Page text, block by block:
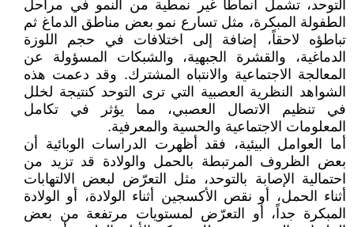
التوحد، تشمل أنماطاً غير نمطية من النمو في مراحل
الطفولة المبكرة، مثل تسارع نمو بعض مناطق الدماغ ثم
تباطؤه لاحقاً، إضافة إلى اختلافات في حجم اللوزة
الدماغية، والقشرة الجبهية، والشبكات المسؤولة عن
المعالجة الاجتماعية والانتباه المشترك. وقد دعمت هذه
الشواهد النظرية العصبية التي ترى التوحد كنتيجة لخلل
في تنظيم الاتصال العصبي، مما يؤثر في تكامل
المعلومات الاجتماعية والحسية والمعرفية.
أما العوامل البيئية، فقد أظهرت الدراسات الوبائية أن
بعض الظروف المرتبطة بالحمل والولادة قد تزيد من
احتمالية الإصابة بالتوحد، مثل التعرّض لبعض الالتهابات
أثناء الحمل، أو نقص الأكسجين أثناء الولادة، أو الولادة
المبكرة جداً، أو التعرّض لمستويات مرتفعة من بعض